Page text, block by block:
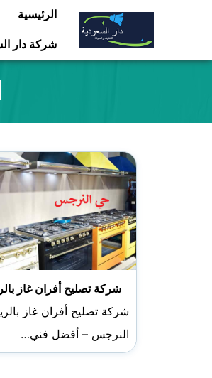
المحتوى
الرئيسية
شركة دار
شركة تصليح أفران غاز
شركة تصليح أفران غاز
النرجس – أفضل فني…